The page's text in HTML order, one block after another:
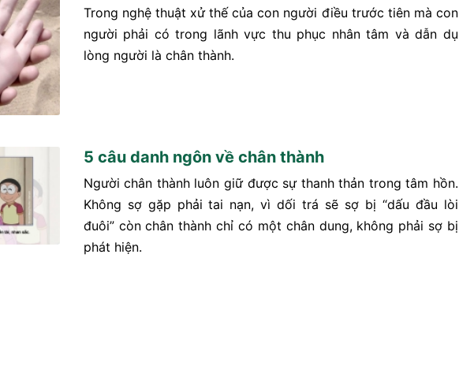
Trong nghệ thuật xử thế của con người điều trước tiên mà con
người phải có trong lãnh vực thu phục nhân tâm và dẫn dụ
lòng người là chân thành.
5 câu danh ngôn về chân thành
Người chân thành luôn giữ được sự thanh thản trong tâm hồn.
Không sợ gặp phải tai nạn, vì dối trá sẽ sợ bị “dấu đầu lòi
đuôi” còn chân thành chỉ có một chân dung, không phải sợ bị
phát hiện.